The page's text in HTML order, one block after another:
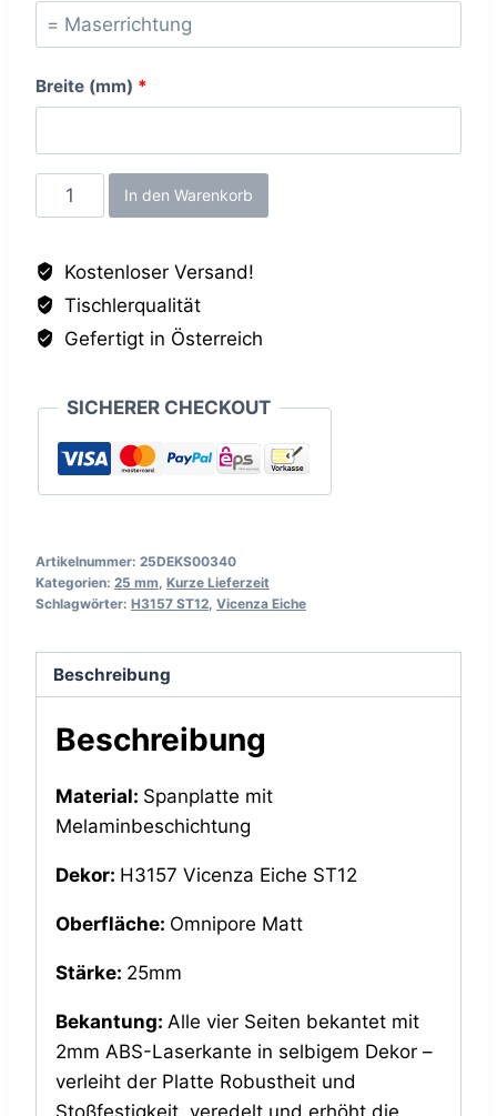
Breite (mm) *
Vicenza
Eiche
25mm
Menge
In den Warenkorb
Kostenloser Versand!
Tischlerqualität
Gefertigt in Österreich
SICHERER CHECKOUT
Artikelnummer: 25DEKS00340
Kategorien: 25 mm, Kurze Lieferzeit
Schlagwörter: H3157 ST12, Vicenza Eiche
Beschreibung
Beschreibung
Material: Spanplatte mit
Melaminbeschichtung
Dekor: H3157 Vicenza Eiche ST12
Oberfläche: Omnipore Matt
Stärke: 25mm
Bekantung: Alle vier Seiten bekantet mit
2mm ABS-Laserkante in selbigem Dekor –
verleiht der Platte Robustheit und